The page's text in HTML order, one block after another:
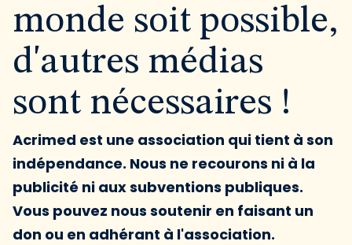
monde soit possible,
d'autres médias
sont nécessaires !
Acrimed est une association qui tient à son
indépendance. Nous ne recourons ni à la
publicité ni aux subventions publiques.
Vous pouvez nous soutenir en faisant un
don ou en adhérant à l'association.